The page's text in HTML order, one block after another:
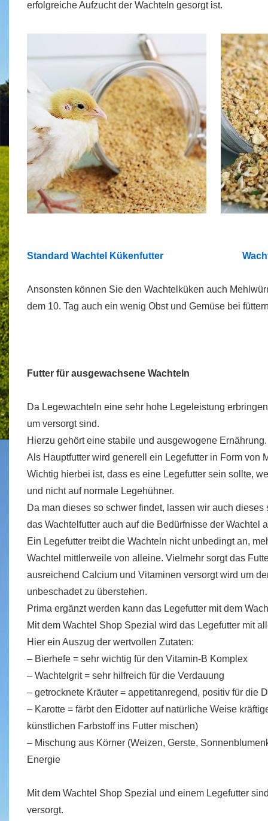
erfolgreiche Aufzucht der Wachteln gesorgt ist.
Standard Wachtel Kükenfutter
Ansonsten können Sie den Wachtelküken auch
dem 10. Tag auch ein wenig Obst und Gemüse bei
Futter für ausgewachsene Wachteln
Da Legewachteln eine sehr hohe Legeleistung
um versorgt sind.
Hierzu gehört eine stabile und ausgewogene Ernährung.
Als Hauptfutter wird generell ein Legefutter in Form von
Wichtig hierbei ist, dass es eine Legefutter sein sollte,
und nicht auf normale Legehühner.
Da man dieses so schwer findet, lassen wir auch
das Wachtelfutter auch auf die Bedürfnisse der Wachtel
Ein Legefutter treibt die Wachteln nicht unbedingt an,
Wachtel mittlerweile von alleine. Vielmehr sorgt das
ausreichend Calcium und Vitaminen versorgt wird um
unbeschadet zu überstehen.
Prima ergänzt werden kann das Legefutter mit dem
Mit dem Wachtel Shop Spezial wird das Legefutter mit
Hier ein Auszug der wertvollen Zutaten:
– Bierhefe = sehr wichtig für den Vitamin-B Komplex
– Wachtelgrit = sehr hilfreich für die Verdauung
– getrocknete Kräuter = appetitanregend, positiv für die
– Karotte = färbt den Eidotter auf natürliche Weise
künstlichen Farbstoff ins Futter mischen)
– Mischung aus Körner (Weizen, Gerste,
Energie
Mit dem Wachtel Shop Spezial und einem Legefutter
versorgt.